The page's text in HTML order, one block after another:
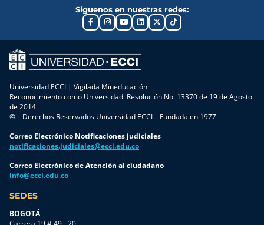
Síguenos en nuestras redes:
Universidad ECCI | Vigilada Mineducación
Reconocimiento como Universidad: Resolución No. 13370 de 19 de Agosto
de 2014.
© – Derechos Reservados Universidad ECCI – Fundada en 1977
Correo Electrónico Notificaciones judiciales
notificaciones.judiciales@ecci.edu.co
Correo Electrónico de Atención al ciudadano
info@ecci.edu.co
SEDES
BOGOTÁ